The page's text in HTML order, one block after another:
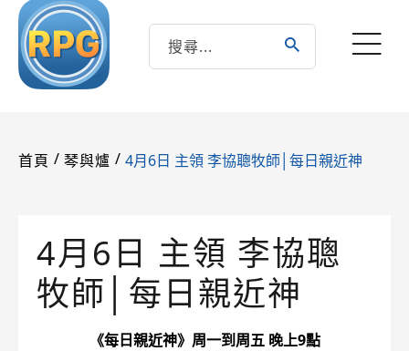
首頁 / 琴與爐 / 4月6日 主領 李協聰牧師│每日親近神
4月6日 主領 李協聰
牧師│每日親近神
《每日親近神》周一到周五 晚上9點